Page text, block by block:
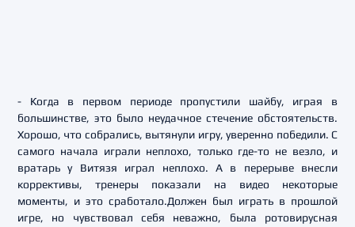
- Когда в первом периоде пропустили шайбу, играя в
большинстве, это было неудачное стечение обстоятельств.
Хорошо, что собрались, вытянули игру, уверенно победили. C
самого начала играли неплохо, только где-то не везло, и
вратарь у Витязя играл неплохо. А в перерыве внесли
коррективы, тренеры показали на видео некоторые
моменты, и это сработало.Должен был играть в прошлой
игре, но чувствовал себя неважно, была ротовирусная